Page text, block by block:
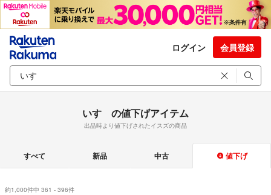
ログイン 会員登録
いすゞの値下げアイテム
出品時より値下げされたイスズの商品
すべて 新品 中古 値下げ
約1,000件中 361 - 396件